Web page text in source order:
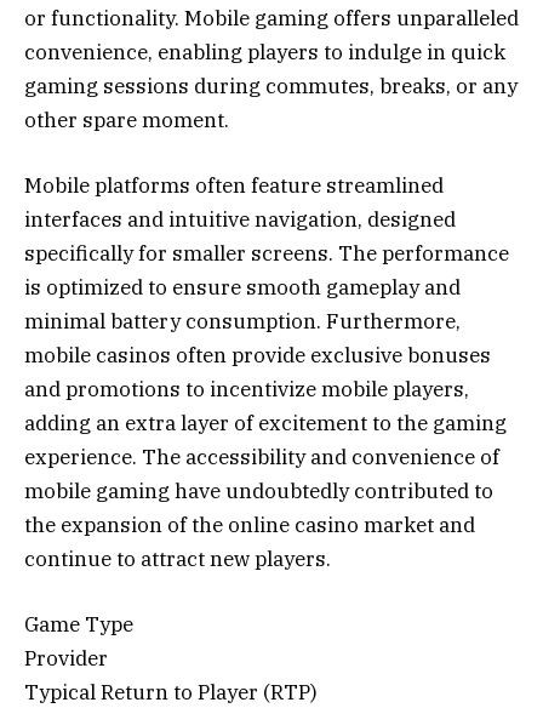
or functionality. Mobile gaming offers unparalleled
convenience, enabling players to indulge in quick
gaming sessions during commutes, breaks, or any
other spare moment.
Mobile platforms often feature streamlined
interfaces and intuitive navigation, designed
specifically for smaller screens. The performance
is optimized to ensure smooth gameplay and
minimal battery consumption. Furthermore,
mobile casinos often provide exclusive bonuses
and promotions to incentivize mobile players,
adding an extra layer of excitement to the gaming
experience. The accessibility and convenience of
mobile gaming have undoubtedly contributed to
the expansion of the online casino market and
continue to attract new players.
Game Type
Provider
Typical Return to Player (RTP)